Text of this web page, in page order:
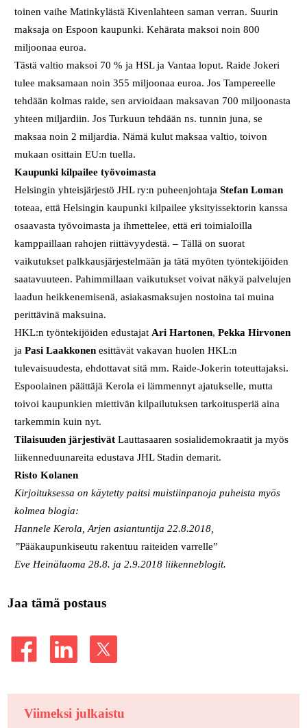
toinen vaihe Matinkylästä Kivenlahteen saman verran. Suurin
maksaja on Espoon kaupunki. Kehärata maksoi noin 800
miljoonaa euroa.
Tästä valtio maksoi 70 % ja HSL ja Vantaa loput. Raide Jokeri
tulee maksamaan noin 355 miljoonaa euroa. Jos Tampereelle
tehdään kolmas raide, sen arvioidaan maksavan 700 miljoonasta
yhteen miljardiin. Jos Turkuun tehdään ns. tunnin juna, se
maksaa noin 2 miljardia. Nämä kulut maksaa valtio, toivon
mukaan osittain EU:n tuella.
Kaupunki kilpailee työvoimasta
Helsingin yhteisjärjestö JHL ry:n puheenjohtajaStefan Loman
toteaa, että Helsingin kaupunki kilpailee yksityissektorin kanssa
osaavasta työvoimasta ja ihmettelee, että eri toimialoilla
kamppaillaan rahojen riittävyydestä.–Tällä on suorat
vaikutukset palkkausjärjestelmään ja tätä myöten työntekijöiden
saatavuuteen. Pahimmillaan vaikutukset voivat näkyä palvelujen
laadun heikkenemisenä, asiakasmaksujen nostoina tai muina
perittävinä maksuina.
HKL:n työntekijöiden edustajat Ari Hartonen,Pekka Hirvonen
jaPasi Laakkonen esittävät vakavan huolen HKL:n
tulevaisuudesta, ehdottavat sitä mm. Raide-Jokerin toteuttajaksi.
Espoolainen päättäjä Kerola ei lämmennyt ajatukselle, mutta
toivoi kaupunkien miettivän kilpailutuksen tarkoitusperiä aina
tarkemmin kuin nyt.
Tilaisuuden järjestivätLauttasaaren sosialidemokraatit ja myös
liikenneduunareita edustava JHL Stadin demarit.
Risto Kolanen
Kirjoituksessa on käytetty paitsi muistiinpanoja puheista myös
kolmea blogia:
Hannele Kerola, Arjen asiantuntija 22.8.2018,
”Pääkaupunkiseutu rakentuu raiteiden varrelle”
Eve Heinäluoma 28.8. ja 2.9.2018 liikenneblogit.
Jaa tämä postaus
Viimeksi julkaistu